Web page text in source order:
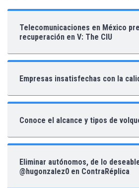
Telecomunicaciones en México
recuperación en V: The CIU
Empresas insatisfechas con la
Conoce el alcance y tipos de
Eliminar autónomos, de lo
@hugonzalez0 en ContraRéplica